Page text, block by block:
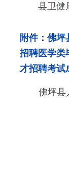
县卫健
附件：佛坪
招聘医学类
才招聘考试
佛坪